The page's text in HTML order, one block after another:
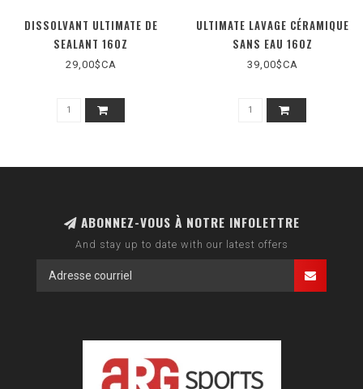
DISSOLVANT ULTIMATE DE
SEALANT 16OZ
29,00$CA
ULTIMATE LAVAGE CÉRAMIQUE
SANS EAU 16OZ
39,00$CA
ABONNEZ-VOUS À NOTRE INFOLETTRE
And stay up to date with our latest offers